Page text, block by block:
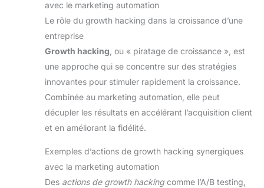
avec le marketing automation
Le rôle du growth hacking dans la croissance d’une
entreprise
Growth hacking, ou « piratage de croissance », est
une approche qui se concentre sur des stratégies
innovantes pour stimuler rapidement la croissance.
Combinée au marketing automation, elle peut
décupler les résultats en accélérant l’acquisition client
et en améliorant la fidélité.
Exemples d’actions de growth hacking synergiques
avec la marketing automation
Des actions de growth hackingcomme l’A/B testing,